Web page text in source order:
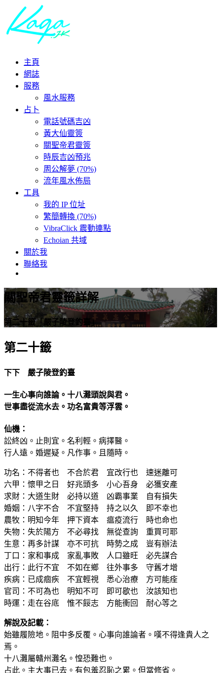
主頁
網誌
服務
風水服務
占卜
電話號碼吉凶
黃大仙靈簽
關聖帝君靈簽
時辰吉凶預兆
周公解夢 (70%)
流年風水佈局
工具
我的 IP 位址
繁簡轉換 (70%)
VibraClick 震動連點
Echoian 共域
關於我
聯絡我
關聖帝君靈籤詳解
第二十籤「嚴子陵登釣臺」
第二十籤
下下 嚴子陵登釣臺
一生心事向誰論。十八灘頭說與君。
世事盡從流水去。功名富貴等浮雲。
仙機：
訟終凶。止則宜。名利輕。病擇醫。
行人遠。婚遲疑。凡作事。且隨時。
功名：不得者也 不合於君 宜改行也 速迷離可
六甲：懷甲之日 好兆頭多 小心吾身 必獲安產
求財：大道生財 必持以道 凶霸事業 自有損失
婚姻：八字不合 不宜堅持 持之以久 即不幸也
農牧：明知今年 押下資本 瘟疫流行 時也命也
失物：失於陽方 不必尋找 無從查詢 重買可耶
生意：再多計謀 亦不可抗 時勢之成 豈有辦法
丁口：家和事成 家亂事敗 人口雖旺 必先謀合
出行：此行不宜 不如在鄉 往外事多 守舊才增
疾病：已成痼疾 不宜輕視 悉心治療 方可能痊
官司：不可為也 明知不可 即可歇也 汝該知也
時運：走在谷底 惟不餒志 方能衝回 耐心等之
解說及記載：
始雖履險地。阻中多反覆。心事向誰論者。嘆不得逢貴人之
焉。
十八灘屬贛州灘名。惶恐難也。
占此。主大事已去。有包羞忍恥之累。但當修省。